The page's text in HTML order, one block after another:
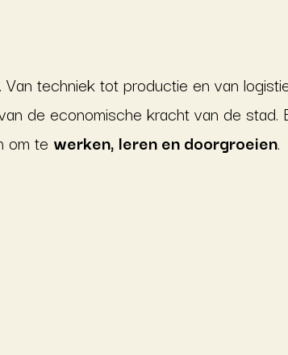
Van techniek tot productie en van
de economische kracht van de stad.
om te werken, leren en doorgroeien.